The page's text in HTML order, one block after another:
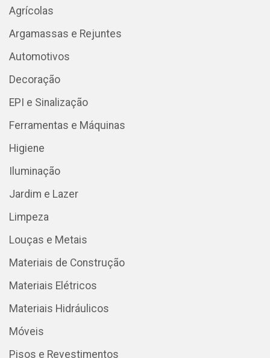
Agrícolas
Argamassas e Rejuntes
Automotivos
Decoração
EPI e Sinalização
Ferramentas e Máquinas
Higiene
Iluminação
Jardim e Lazer
Limpeza
Louças e Metais
Materiais de Construção
Materiais Elétricos
Materiais Hidráulicos
Móveis
Pisos e Revestimentos